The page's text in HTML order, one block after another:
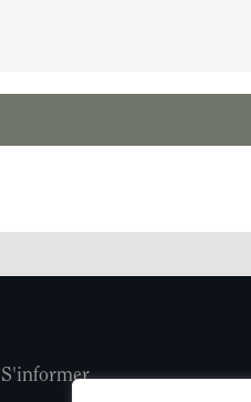
S'informer